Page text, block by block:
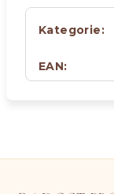
Kategorie:
EAN: